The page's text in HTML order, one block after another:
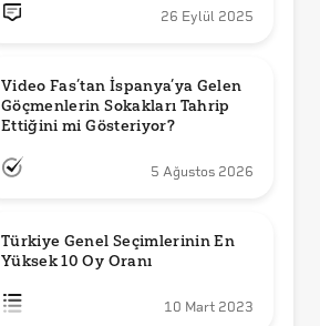
26 Eylül 2025
Video Fas’tan İspanya’ya Gelen
Göçmenlerin Sokakları Tahrip
Ettiğini mi Gösteriyor?
5 Ağustos 2026
Türkiye Genel Seçimlerinin En
Yüksek 10 Oy Oranı
10 Mart 2023